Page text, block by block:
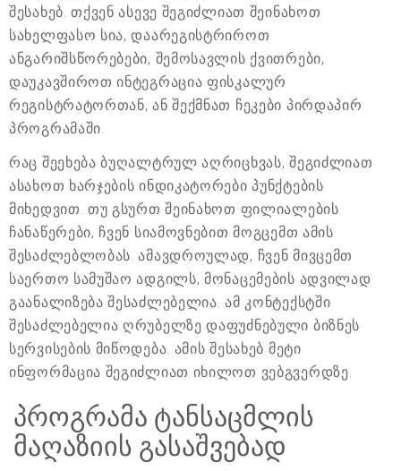
შესახებ. თქვენ ასევე შეგიძლიათ შეინახოთ
სახელფასო სია, დაარეგისტრიროთ
ანგარიშსწორებები, შემოსავლის ქვითრები,
დაუკავშიროთ ინტეგრაცია ფისკალურ
რეგისტრატორთან, ან შექმნათ ჩეკები პირდაპირ
პროგრამაში.
რაც შეეხება ბუღალტრულ აღრიცხვას, შეგიძლიათ
ასახოთ ხარჯების ინდიკატორები პუნქტების
მიხედვით. თუ გსურთ შეინახოთ ფილიალების
ჩანაწერები, ჩვენ სიამოვნებით მოგცემთ ამის
შესაძლებლობას. ამავდროულად, ჩვენ მივცემთ
საერთო სამუშაო ადგილს, მონაცემების ადვილად
გაანალიზება შესაძლებელია. ამ კონტექსტში
შესაძლებელია ღრუბელზე დაფუძნებული ბიზნეს
სერვისების მიწოდება. ამის შესახებ მეტი
ინფორმაცია შეგიძლიათ იხილოთ ვებგვერდზე.
პროგრამა ტანსაცმლის
მაღაზიის გასაშვებად